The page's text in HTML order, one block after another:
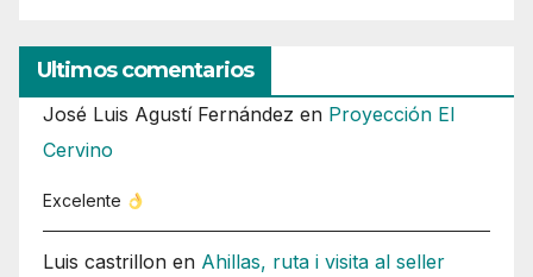
Ultimos comentarios
José Luis Agustí Fernández en Proyección El
Cervino
Excelente
Luis castrillon en Ahillas, ruta i visita al seller